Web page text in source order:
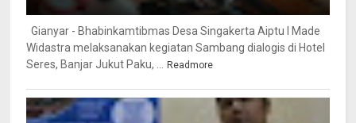
Gianyar - Bhabinkamtibmas Desa Singakerta Aiptu I Made
Widastra melaksanakan kegiatan Sambang dialogis di Hotel
Seres, Banjar Jukut Paku, ...
Readmore